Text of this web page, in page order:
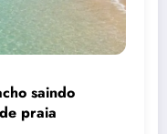
saindo
praia